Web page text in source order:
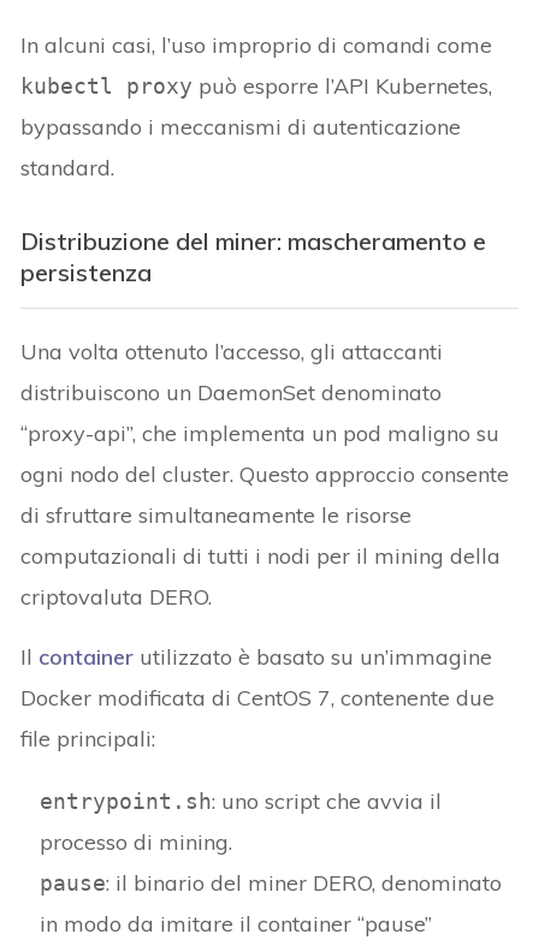
In alcuni casi, l’uso improprio di comandi come
kubectl proxy può esporre l’API Kubernetes,
bypassando i meccanismi di autenticazione
standard.
Distribuzione del miner: mascheramento e
persistenza
Una volta ottenuto l’accesso, gli attaccanti
distribuiscono un DaemonSet denominato
“proxy-api”, che implementa un pod maligno su
ogni nodo del cluster. Questo approccio consente
di sfruttare simultaneamente le risorse
computazionali di tutti i nodi per il mining della
criptovaluta DERO.
Il container utilizzato è basato su un’immagine
Docker modificata di CentOS 7, contenente due
file principali:
entrypoint.sh: uno script che avvia il
processo di mining.
pause: il binario del miner DERO, denominato
in modo da imitare il container “pause”